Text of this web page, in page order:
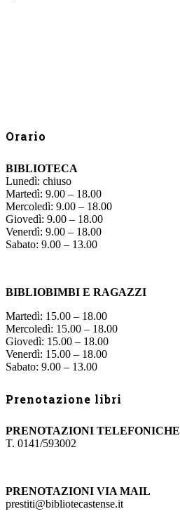
Orario
BIBLIOTECA
Lunedì: chiuso
Martedì: 9.00 – 18.00
Mercoledì: 9.00 – 18.00
Giovedì: 9.00 – 18.00
Venerdì: 9.00 – 18.00
Sabato: 9.00 – 13.00
BIBLIOBIMBI E RAGAZZI
Martedì: 15.00 – 18.00
Mercoledì: 15.00 – 18.00
Giovedì: 15.00 – 18.00
Venerdì: 15.00 – 18.00
Sabato: 9.00 – 13.00
Prenotazione libri
PRENOTAZIONI TELEFONICHE
T. 0141/593002
PRENOTAZIONI VIA MAIL
prestiti@bibliotecastense.it